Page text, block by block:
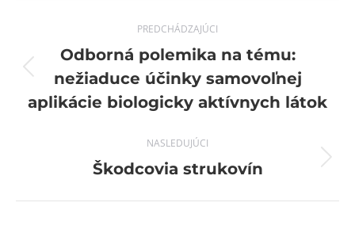
navigation
PREDCHÁDZAJÚCI
Previous
post:
Odborná polemika na tému:
nežiaduce účinky samovoľnej
aplikácie biologicky aktívnych látok
NASLEDUJÚCI
Next
Škodcovia strukovín